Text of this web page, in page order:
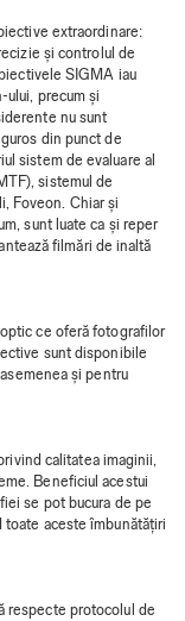
extraordinare:
și controlul de
SIGMA iau
ului, precum și
nu sunt
din punct de
sistem de evaluare al
sistemul de
Foveon. Chiar și
sunt luate ca și reper
filmări de inaltă
ce oferă fotografilor
sunt disponibile
și pentru
calitatea imaginii,
Beneficiul acestui
se pot bucura de pe
aceste îmbunătățiri
respecte protocolul de